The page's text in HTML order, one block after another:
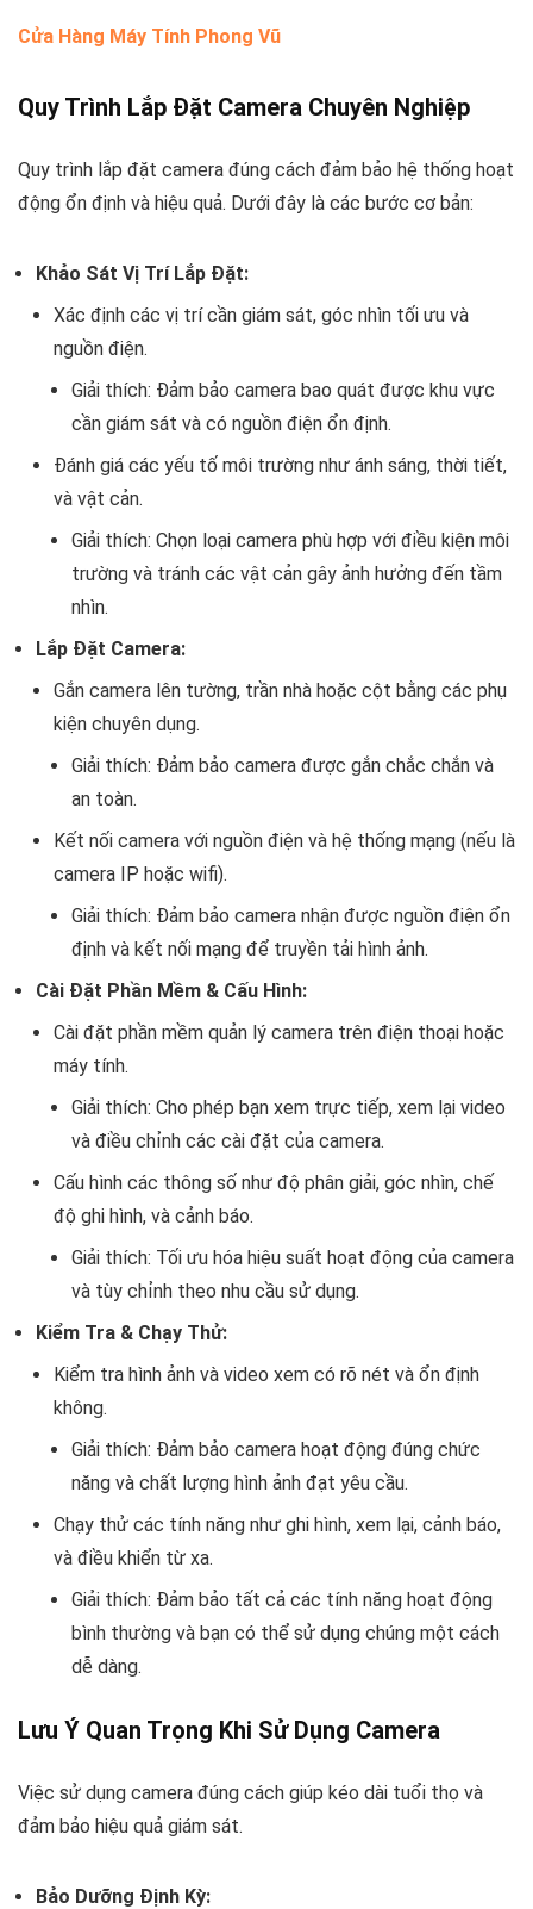
Cửa Hàng Máy Tính Phong Vũ
Quy Trình Lắp Đặt Camera Chuyên Nghiệp
Quy trình lắp đặt camera đúng cách đảm bảo hệ thống hoạt
động ổn định và hiệu quả. Dưới đây là các bước cơ bản:
Khảo Sát Vị Trí Lắp Đặt:
Xác định các vị trí cần giám sát, góc nhìn tối ưu và
nguồn điện.
Giải thích: Đảm bảo camera bao quát được khu vực
cần giám sát và có nguồn điện ổn định.
Đánh giá các yếu tố môi trường như ánh sáng, thời tiết,
và vật cản.
Giải thích: Chọn loại camera phù hợp với điều kiện môi
trường và tránh các vật cản gây ảnh hưởng đến tầm
nhìn.
Lắp Đặt Camera:
Gắn camera lên tường, trần nhà hoặc cột bằng các phụ
kiện chuyên dụng.
Giải thích: Đảm bảo camera được gắn chắc chắn và
an toàn.
Kết nối camera với nguồn điện và hệ thống mạng (nếu là
camera IP hoặc wifi).
Giải thích: Đảm bảo camera nhận được nguồn điện ổn
định và kết nối mạng để truyền tải hình ảnh.
Cài Đặt Phần Mềm & Cấu Hình:
Cài đặt phần mềm quản lý camera trên điện thoại hoặc
máy tính.
Giải thích: Cho phép bạn xem trực tiếp, xem lại video
và điều chỉnh các cài đặt của camera.
Cấu hình các thông số như độ phân giải, góc nhìn, chế
độ ghi hình, và cảnh báo.
Giải thích: Tối ưu hóa hiệu suất hoạt động của camera
và tùy chỉnh theo nhu cầu sử dụng.
Kiểm Tra & Chạy Thử:
Kiểm tra hình ảnh và video xem có rõ nét và ổn định
không.
Giải thích: Đảm bảo camera hoạt động đúng chức
năng và chất lượng hình ảnh đạt yêu cầu.
Chạy thử các tính năng như ghi hình, xem lại, cảnh báo,
và điều khiển từ xa.
Giải thích: Đảm bảo tất cả các tính năng hoạt động
bình thường và bạn có thể sử dụng chúng một cách
dễ dàng.
Lưu Ý Quan Trọng Khi Sử Dụng Camera
Việc sử dụng camera đúng cách giúp kéo dài tuổi thọ và
đảm bảo hiệu quả giám sát.
Bảo Dưỡng Định Kỳ: